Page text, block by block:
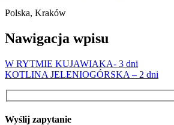
Polska, Kraków
Nawigacja wpisu
W RYTMIE KUJAWIAKA- 3 dni
KOTLINA JELENIOGÓRSKA – 2 dni
Wyślij zapytanie